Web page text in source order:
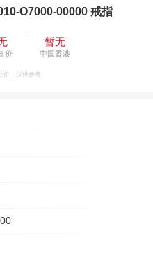
O7000-00000 戒指
价
暂无
中国香港
价，仅供参考